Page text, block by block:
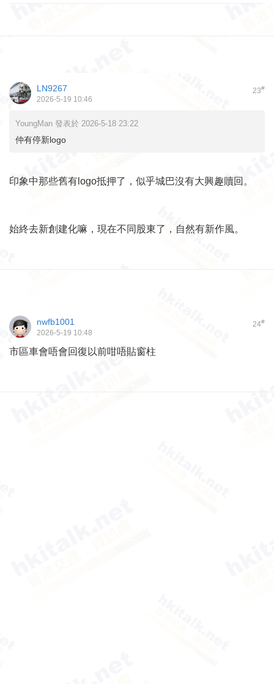
23#
LN9267
2026-5-19 10:46
YoungMan 發表於 2026-5-18 23:22
仲有停新logo
印象中那些舊有logo抵押了，似乎城巴沒有大興趣贖回。
始終去新創建化嘛，現在不同股東了，自然有新作風。
24#
nwfb1001
2026-5-19 10:48
市區車會唔會回復以前咁唔貼窗柱